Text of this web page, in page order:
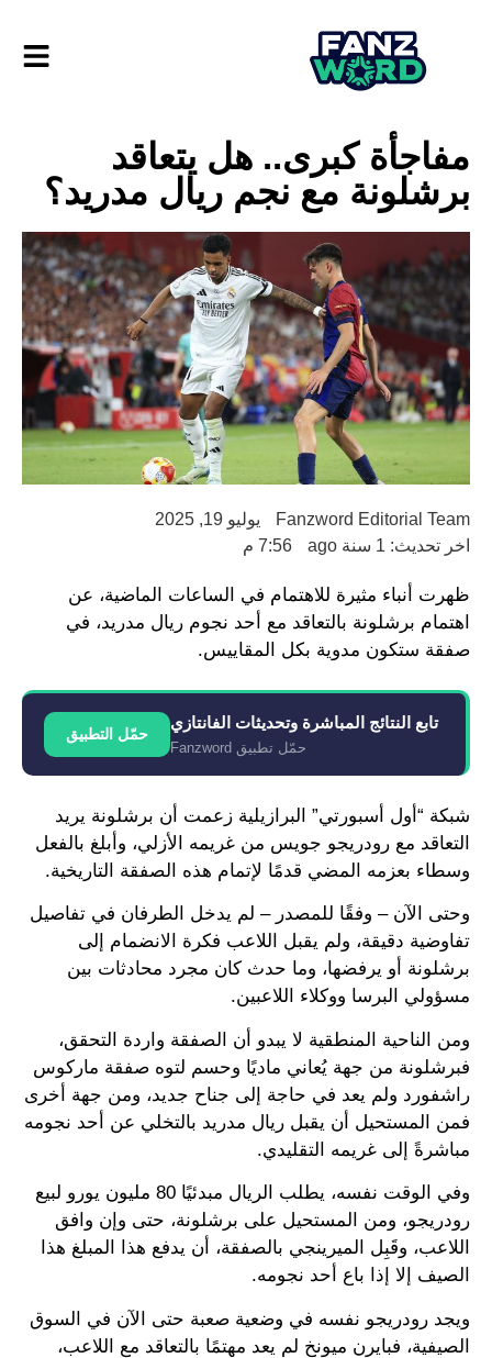
مفاجأة كبرى.. هل يتعاقد
برشلونة مع نجم ريال مدريد؟
Fanzword Editorial Team
يوليو 19, 2025
اخر تحديث: 1 سنة ago
7:56 م
ظهرت أنباء مثيرة للاهتمام في الساعات الماضية، عن
اهتمام برشلونة بالتعاقد مع أحد نجوم ريال مدريد، في
صفقة ستكون مدوية بكل المقاييس.
تابع النتائج المباشرة وتحديثات الفانتازي
حمّل تطبيق Fanzword
حمّل التطبيق
شبكة “أول أسبورتي” البرازيلية زعمت أن برشلونة يريد
التعاقد مع رودريجو جويس من غريمه الأزلي، وأبلغ بالفعل
وسطاء بعزمه المضي قدمًا لإتمام هذه الصفقة التاريخية.
وحتى الآن – وفقًا للمصدر – لم يدخل الطرفان في تفاصيل
تفاوضية دقيقة، ولم يقبل اللاعب فكرة الانضمام إلى
برشلونة أو يرفضها، وما حدث كان مجرد محادثات بين
مسؤولي البرسا ووكلاء اللاعبين.
ومن الناحية المنطقية لا يبدو أن الصفقة واردة التحقق،
فبرشلونة من جهة يُعاني ماديًا وحسم لتوه صفقة ماركوس
راشفورد ولم يعد في حاجة إلى جناح جديد، ومن جهة أخرى
فمن المستحيل أن يقبل ريال مدريد بالتخلي عن أحد نجومه
مباشرةً إلى غريمه التقليدي.
وفي الوقت نفسه، يطلب الريال مبدئيًا 80 مليون يورو لبيع
رودريجو، ومن المستحيل على برشلونة، حتى وإن وافق
اللاعب، وقَبِل الميرينجي بالصفقة، أن يدفع هذا المبلغ هذا
الصيف إلا إذا باع أحد نجومه.
ويجد رودريجو نفسه في وضعية صعبة حتى الآن في السوق
الصيفية، فبايرن ميونخ لم يعد مهتمًا بالتعاقد مع اللاعب،